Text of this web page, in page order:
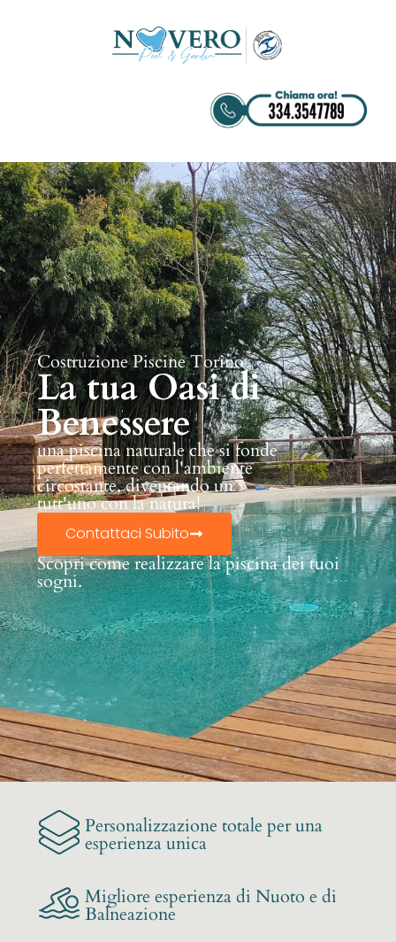
Costruzione Piscine Torino
La tua Oasi di
Benessere
una piscina naturale che si fonde
perfettamente con l'ambiente
circostante, diventando un
tutt'uno con la natura!
Contattaci Subito
Scopri come realizzare la piscina dei tuoi
sogni.
Personalizzazione totale per una
esperienza unica
Migliore esperienza di Nuoto e di
Balneazione